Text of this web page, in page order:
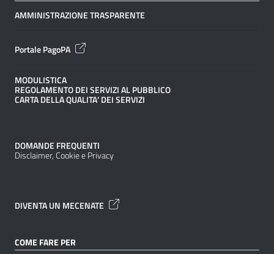
AMMINISTRAZIONE TRASPARENTE
Portale PagoPA
MODULISTICA
REGOLAMENTO DEI SERVIZI AL PUBBLICO
CARTA DELLA QUALITA’ DEI SERVIZI
DOMANDE FREQUENTI
Disclaimer, Cookie e Privacy
DIVENTA UN MECENATE
COME FARE PER